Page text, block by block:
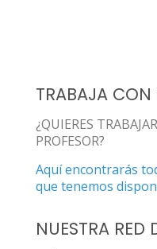
TRABAJA CON
¿QUIERES
PROFESOR?
Aquí encontrarás
que tenemos
NUESTRA RED